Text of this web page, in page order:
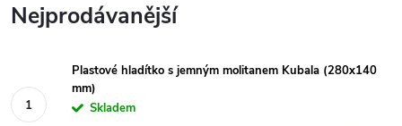
Nejprodávanější
Plastové hladítko s jemným molitanem Kubala (280x140
mm)
Skladem